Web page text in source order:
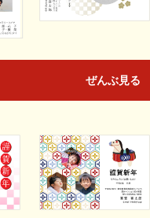
ぜんぶ見る